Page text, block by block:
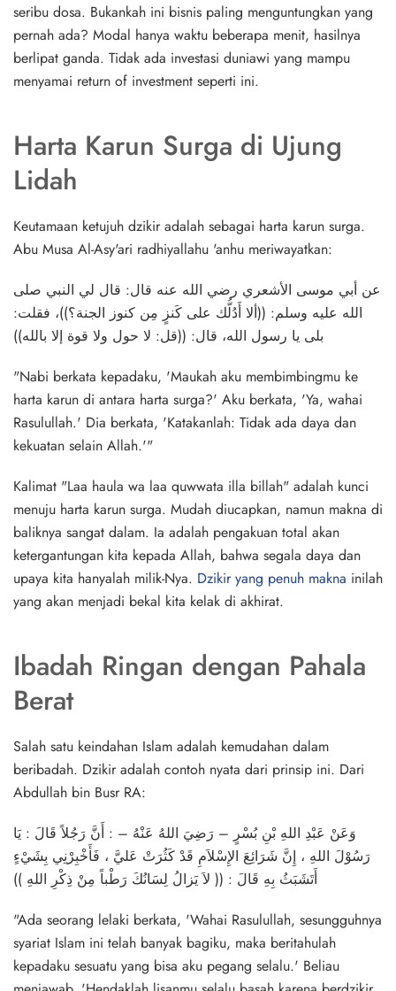
seribu dosa. Bukankah ini bisnis paling menguntungkan yang
pernah ada? Modal hanya waktu beberapa menit, hasilnya
berlipat ganda. Tidak ada investasi duniawi yang mampu
menyamai return of investment seperti ini.
Harta Karun Surga di Ujung
Lidah
Keutamaan ketujuh dzikir adalah sebagai harta karun surga.
Abu Musa Al-Asy'ari radhiyallahu 'anhu meriwayatkan:
عن أبي موسى الأشعري رضي الله عنه قال: قال لي النبي صلى
الله عليه وسلم: ((ألا أَدُلُّك على كَنزٍ مِن كنوز الجنة؟))، فقلت:
بلى يا رسول الله، قال: ((قل: لا حول ولا قوة إلا بالله))
"Nabi berkata kepadaku, 'Maukah aku membimbingmu ke
harta karun di antara harta surga?' Aku berkata, 'Ya, wahai
Rasulullah.' Dia berkata, 'Katakanlah: Tidak ada daya dan
kekuatan selain Allah.'"
Kalimat "Laa haula wa laa quwwata illa billah" adalah kunci
menuju harta karun surga. Mudah diucapkan, namun makna di
baliknya sangat dalam. Ia adalah pengakuan total akan
ketergantungan kita kepada Allah, bahwa segala daya dan
upaya kita hanyalah milik-Nya. Dzikir yang penuh makna inilah
yang akan menjadi bekal kita kelak di akhirat.
Ibadah Ringan dengan Pahala
Berat
Salah satu keindahan Islam adalah kemudahan dalam
beribadah. Dzikir adalah contoh nyata dari prinsip ini. Dari
Abdullah bin Busr RA:
وَعَنْ عَبْدِ اللهِ بْنِ بُسْرٍ – رَضِيَ اللهُ عَنْهُ – : أَنَّ رَجُلاً قَالَ : يَا
رَسُوْلَ اللهِ ، إِنَّ شَرَائِعَ الإِسْلاَمِ قَدْ كَثُرَتْ عَليَّ ، فَأَخْبِرْنِي بِشَيْءٍ
أَتَشَبَثُ بِهِ قَالَ : (( لاَ يَزالُ لِسَانُكَ رَطْباً مِنْ ذِكْرِ اللهِ ))
"Ada seorang lelaki berkata, 'Wahai Rasulullah, sesungguhnya
syariat Islam ini telah banyak bagiku, maka beritahulah
kepadaku sesuatu yang bisa aku pegang selalu.' Beliau